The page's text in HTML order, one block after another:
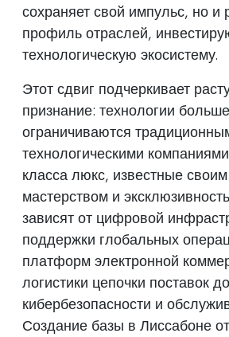
сохраняет свой импульс, но и
профиль отраслей,
технологическую экосистему.
Этот сдвиг подчеркивает
признание: технологии
ограничиваются
технологическими
класса люкс, известные
мастерством и
зависят от цифровой
поддержки глобальных
платформ электронной
логистики цепочки поставок до
кибербезопасности и
Создание базы в Лиссабоне